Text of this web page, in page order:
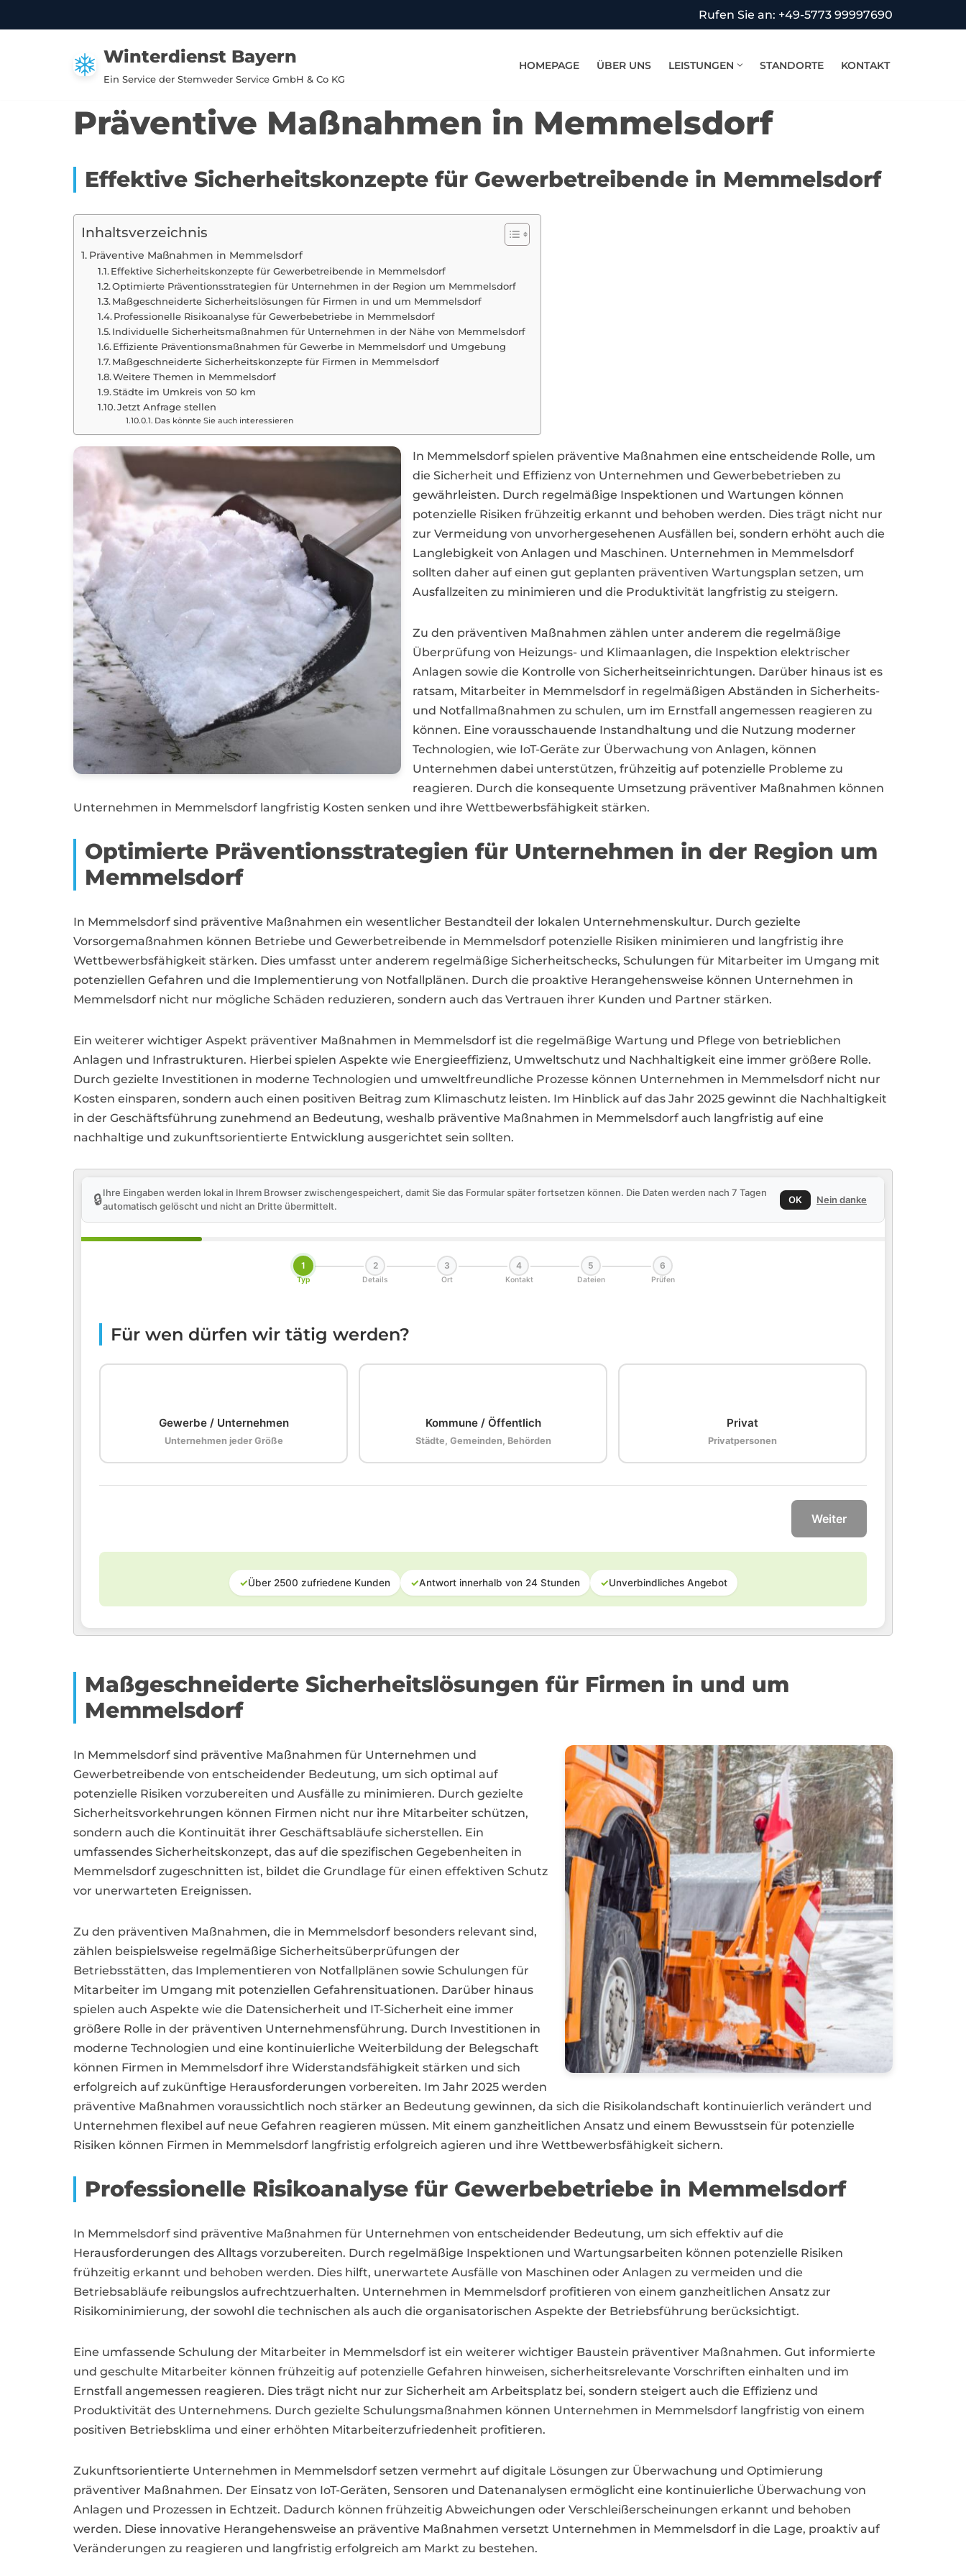
Rufen Sie an: +49-5773 99997690
Winterdienst Bayern
Ein Service der Stemweder Service GmbH & Co KG
HOMEPAGE ÜBER UNS LEISTUNGEN STANDORTE KONTAKT
Präventive Maßnahmen in Memmelsdorf
Effektive Sicherheitskonzepte für Gewerbetreibende in Memmelsdorf
Inhaltsverzeichnis
Präventive Maßnahmen in Memmelsdorf
Effektive Sicherheitskonzepte für Gewerbetreibende in Memmelsdorf
Optimierte Präventionsstrategien für Unternehmen in der Region um Memmelsdorf
Maßgeschneiderte Sicherheitslösungen für Firmen in und um Memmelsdorf
Professionelle Risikoanalyse für Gewerbebetriebe in Memmelsdorf
Individuelle Sicherheitsmaßnahmen für Unternehmen in der Nähe von Memmelsdorf
Effiziente Präventionsmaßnahmen für Gewerbe in Memmelsdorf und Umgebung
Maßgeschneiderte Sicherheitskonzepte für Firmen in Memmelsdorf
Weitere Themen in Memmelsdorf
Städte im Umkreis von 50 km
Jetzt Anfrage stellen
Das könnte Sie auch interessieren
In Memmelsdorf spielen präventive Maßnahmen eine entscheidende Rolle, um
die Sicherheit und Effizienz von Unternehmen und Gewerbebetrieben zu
gewährleisten. Durch regelmäßige Inspektionen und Wartungen können
potenzielle Risiken frühzeitig erkannt und behoben werden. Dies trägt nicht nur
zur Vermeidung von unvorhergesehenen Ausfällen bei, sondern erhöht auch die
Langlebigkeit von Anlagen und Maschinen. Unternehmen in Memmelsdorf
sollten daher auf einen gut geplanten präventiven Wartungsplan setzen, um
Ausfallzeiten zu minimieren und die Produktivität langfristig zu steigern.
Zu den präventiven Maßnahmen zählen unter anderem die regelmäßige
Überprüfung von Heizungs- und Klimaanlagen, die Inspektion elektrischer
Anlagen sowie die Kontrolle von Sicherheitseinrichtungen. Darüber hinaus ist es
ratsam, Mitarbeiter in Memmelsdorf in regelmäßigen Abständen in Sicherheits-
und Notfallmaßnahmen zu schulen, um im Ernstfall angemessen reagieren zu
können. Eine vorausschauende Instandhaltung und die Nutzung moderner
Technologien, wie IoT-Geräte zur Überwachung von Anlagen, können
Unternehmen dabei unterstützen, frühzeitig auf potenzielle Probleme zu
reagieren. Durch die konsequente Umsetzung präventiver Maßnahmen können
Unternehmen in Memmelsdorf langfristig Kosten senken und ihre Wettbewerbsfähigkeit stärken.
Optimierte Präventionsstrategien für Unternehmen in der Region um
Memmelsdorf
In Memmelsdorf sind präventive Maßnahmen ein wesentlicher Bestandteil der lokalen Unternehmenskultur. Durch gezielte
Vorsorgemaßnahmen können Betriebe und Gewerbetreibende in Memmelsdorf potenzielle Risiken minimieren und langfristig ihre
Wettbewerbsfähigkeit stärken. Dies umfasst unter anderem regelmäßige Sicherheitschecks, Schulungen für Mitarbeiter im Umgang mit
potenziellen Gefahren und die Implementierung von Notfallplänen. Durch die proaktive Herangehensweise können Unternehmen in
Memmelsdorf nicht nur mögliche Schäden reduzieren, sondern auch das Vertrauen ihrer Kunden und Partner stärken.
Ein weiterer wichtiger Aspekt präventiver Maßnahmen in Memmelsdorf ist die regelmäßige Wartung und Pflege von betrieblichen
Anlagen und Infrastrukturen. Hierbei spielen Aspekte wie Energieeffizienz, Umweltschutz und Nachhaltigkeit eine immer größere Rolle.
Durch gezielte Investitionen in moderne Technologien und umweltfreundliche Prozesse können Unternehmen in Memmelsdorf nicht nur
Kosten einsparen, sondern auch einen positiven Beitrag zum Klimaschutz leisten. Im Hinblick auf das Jahr 2025 gewinnt die Nachhaltigkeit
in der Geschäftsführung zunehmend an Bedeutung, weshalb präventive Maßnahmen in Memmelsdorf auch langfristig auf eine
nachhaltige und zukunftsorientierte Entwicklung ausgerichtet sein sollten.
🔒Ihre Eingaben werden lokal in Ihrem Browser zwischengespeichert, damit Sie das Formular später fortsetzen können. Die Daten werden nach 7 Tagen
automatisch gelöscht und nicht an Dritte übermittelt.
OK Nein danke
1
Typ
2
Details
3
Ort
4
Kontakt
5
Dateien
6
Prüfen
Für wen dürfen wir tätig werden?
Gewerbe / Unternehmen
Unternehmen jeder Größe
Kommune / Öffentlich
Städte, Gemeinden, Behörden
Privat
Privatpersonen
Weiter
✓Über 2500 zufriedene Kunden ✓Antwort innerhalb von 24 Stunden ✓Unverbindliches Angebot
Maßgeschneiderte Sicherheitslösungen für Firmen in und um
Memmelsdorf
In Memmelsdorf sind präventive Maßnahmen für Unternehmen und
Gewerbetreibende von entscheidender Bedeutung, um sich optimal auf
potenzielle Risiken vorzubereiten und Ausfälle zu minimieren. Durch gezielte
Sicherheitsvorkehrungen können Firmen nicht nur ihre Mitarbeiter schützen,
sondern auch die Kontinuität ihrer Geschäftsabläufe sicherstellen. Ein
umfassendes Sicherheitskonzept, das auf die spezifischen Gegebenheiten in
Memmelsdorf zugeschnitten ist, bildet die Grundlage für einen effektiven Schutz
vor unerwarteten Ereignissen.
Zu den präventiven Maßnahmen, die in Memmelsdorf besonders relevant sind,
zählen beispielsweise regelmäßige Sicherheitsüberprüfungen der
Betriebsstätten, das Implementieren von Notfallplänen sowie Schulungen für
Mitarbeiter im Umgang mit potenziellen Gefahrensituationen. Darüber hinaus
spielen auch Aspekte wie die Datensicherheit und IT-Sicherheit eine immer
größere Rolle in der präventiven Unternehmensführung. Durch Investitionen in
moderne Technologien und eine kontinuierliche Weiterbildung der Belegschaft
können Firmen in Memmelsdorf ihre Widerstandsfähigkeit stärken und sich
erfolgreich auf zukünftige Herausforderungen vorbereiten. Im Jahr 2025 werden
präventive Maßnahmen voraussichtlich noch stärker an Bedeutung gewinnen, da sich die Risikolandschaft kontinuierlich verändert und
Unternehmen flexibel auf neue Gefahren reagieren müssen. Mit einem ganzheitlichen Ansatz und einem Bewusstsein für potenzielle
Risiken können Firmen in Memmelsdorf langfristig erfolgreich agieren und ihre Wettbewerbsfähigkeit sichern.
Professionelle Risikoanalyse für Gewerbebetriebe in Memmelsdorf
In Memmelsdorf sind präventive Maßnahmen für Unternehmen von entscheidender Bedeutung, um sich effektiv auf die
Herausforderungen des Alltags vorzubereiten. Durch regelmäßige Inspektionen und Wartungsarbeiten können potenzielle Risiken
frühzeitig erkannt und behoben werden. Dies hilft, unerwartete Ausfälle von Maschinen oder Anlagen zu vermeiden und die
Betriebsabläufe reibungslos aufrechtzuerhalten. Unternehmen in Memmelsdorf profitieren von einem ganzheitlichen Ansatz zur
Risikominimierung, der sowohl die technischen als auch die organisatorischen Aspekte der Betriebsführung berücksichtigt.
Eine umfassende Schulung der Mitarbeiter in Memmelsdorf ist ein weiterer wichtiger Baustein präventiver Maßnahmen. Gut informierte
und geschulte Mitarbeiter können frühzeitig auf potenzielle Gefahren hinweisen, sicherheitsrelevante Vorschriften einhalten und im
Ernstfall angemessen reagieren. Dies trägt nicht nur zur Sicherheit am Arbeitsplatz bei, sondern steigert auch die Effizienz und
Produktivität des Unternehmens. Durch gezielte Schulungsmaßnahmen können Unternehmen in Memmelsdorf langfristig von einem
positiven Betriebsklima und einer erhöhten Mitarbeiterzufriedenheit profitieren.
Zukunftsorientierte Unternehmen in Memmelsdorf setzen vermehrt auf digitale Lösungen zur Überwachung und Optimierung
präventiver Maßnahmen. Der Einsatz von IoT-Geräten, Sensoren und Datenanalysen ermöglicht eine kontinuierliche Überwachung von
Anlagen und Prozessen in Echtzeit. Dadurch können frühzeitig Abweichungen oder Verschleißerscheinungen erkannt und behoben
werden. Diese innovative Herangehensweise an präventive Maßnahmen versetzt Unternehmen in Memmelsdorf in die Lage, proaktiv auf
Veränderungen zu reagieren und langfristig erfolgreich am Markt zu bestehen.